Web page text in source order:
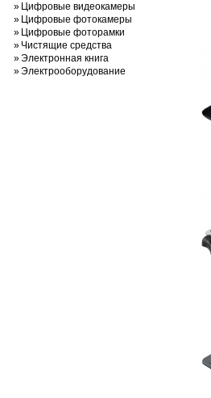
» Цифровые видеокамеры
» Цифровые фотокамеры
» Цифровые фоторамки
» Чистящие средства
»Электронная книга
»Электрооборудование